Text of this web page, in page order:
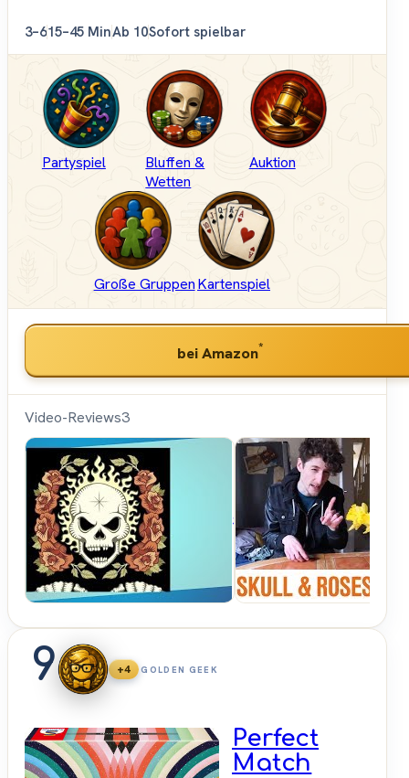
3–615–45 MinAb 10Sofort spielbar
Partyspiel
Bluffen &
Wetten
Auktion
Große GruppenKartenspiel
bei Amazon*
Video-Reviews3
SPIELKULTde
9 +4 GOLDEN GEEK
Perfect
Match